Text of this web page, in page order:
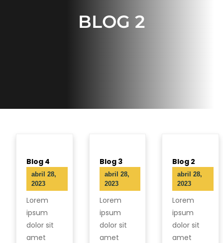
BLOG 2
Blog 4
abril 28,
2023
Lorem
ipsum
dolor sit
amet
Blog 3
abril 28,
2023
Lorem
ipsum
dolor sit
amet
Blog 2
abril 28,
2023
Lorem
ipsum
dolor sit
amet